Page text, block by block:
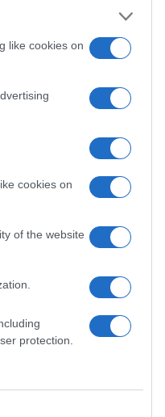
like cookies on
cookies on
of the website
protection.